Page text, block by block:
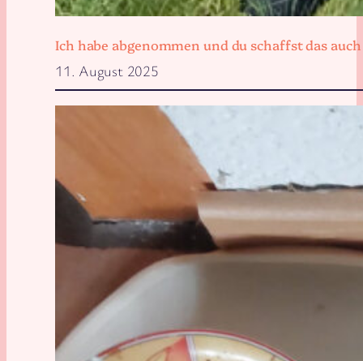
Ich habe abgenommen und du schaffst das auch
11. August 2025